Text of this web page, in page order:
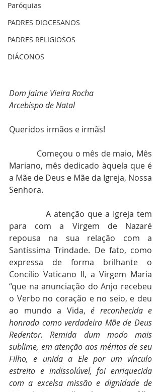
Paróquias
PADRES DIOCESANOS
PADRES RELIGIOSOS
DIÁCONOS
Dom Jaime Vieira Rocha
Arcebispo de Natal
Queridos irmãos e irmãs!
Mariano, mês dedicado àquela que é
a Mãe de Deus e Mãe da Igreja, Nossa
Senhora.
para com a Virgem de Nazaré
repousa na sua relação com a
Santíssima Trindade. De fato, como
expressa de forma brilhante o
“que na anunciação do Anjo recebeu
o Verbo no coração e no seio, e deu
ao mundo a Vida, é reconhecida e
honrada como verdadeira Mãe de Deus
Redentor. Remida dum modo mais
sublime, em atenção aos méritos de seu
Filho, e unida a Ele por um vínculo
estreito e indissolúvel, foi enriquecida
com a excelsa missão e dignidade de